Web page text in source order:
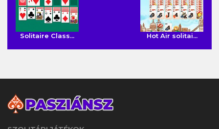
Solitaire Class... Hot Air solitai...